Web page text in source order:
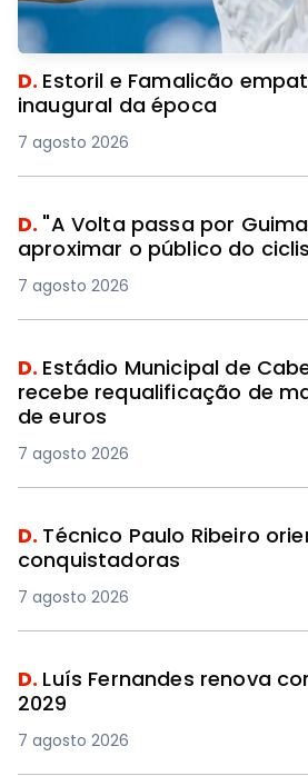
D. Estoril e Famalicão
inaugural da época
7 agosto 2026
D. "A Volta passa por
aproximar o público do
7 agosto 2026
D. Estádio Municipal de
recebe requalificação de
de euros
7 agosto 2026
D. Técnico Paulo Ribeiro
conquistadoras
7 agosto 2026
D. Luís Fernandes renova
2029
7 agosto 2026